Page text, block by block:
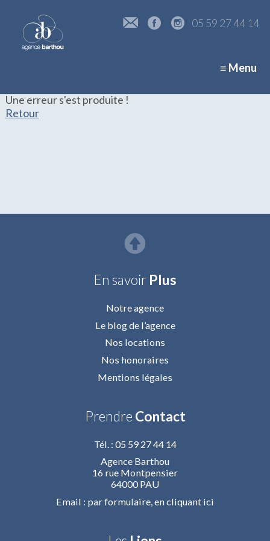
05 59 27 44 14
≡ Menu
Une erreur s'est produite !
Retour
En savoir Plus
Notre agence
Le blog de l’agence
Nos locations
Nos honoraires
Mentions légales
Prendre Contact
Tél. : 05 59 27 44 14
Agence Barthou
16 rue Montpensier
64000 PAU
Email : par formulaire,en cliquant ici